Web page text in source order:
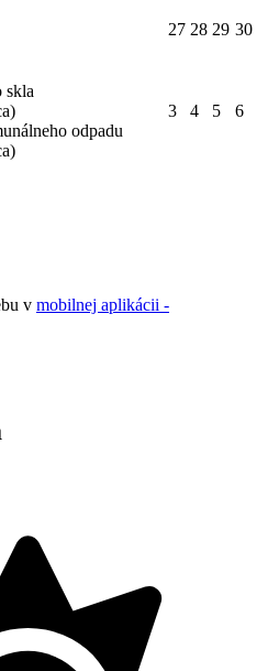
27 28 29 30
skla
odpadu
3 4 5 6
v mobilnej aplikácii -